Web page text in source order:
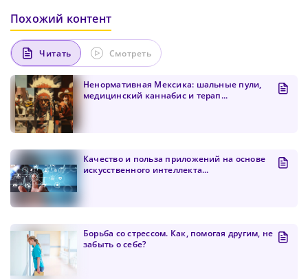
Похожий контент
Читать Смотреть
Ненормативная Мексика: шальные пули,
медицинский каннабис и терап...
Качество и польза приложений на основе
искусственного интеллекта...
Борьба со стрессом. Как, помогая другим, не
забыть о себе?